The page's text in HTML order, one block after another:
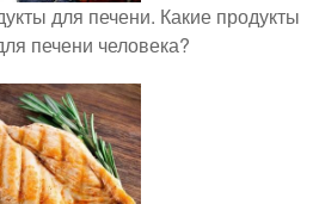
для печени. Какие продукты
печени человека?